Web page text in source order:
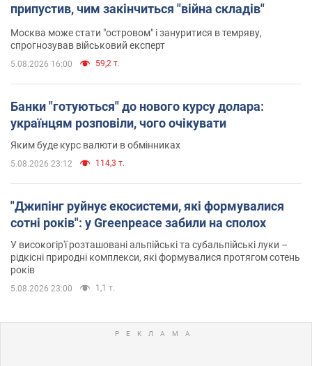
припустив, чим закінчиться "війна складів"
Москва може стати "островом" і зануритися в темряву,
спрогнозував військовий експерт
5.08.2026 16:00 59,2 т.
Банки "готуються" до нового курсу долара:
українцям розповіли, чого очікувати
Яким буде курс валюти в обмінниках
5.08.2026 23:12 114,3 т.
"Джипінг руйнує екосистеми, які формувалися
сотні років": у Greenpeace забили на сполох
У високогір'ї розташовані альпійські та субальпійські луки –
рідкісні природні комплекси, які формувалися протягом сотень
років
5.08.2026 23:00 1,1 т.